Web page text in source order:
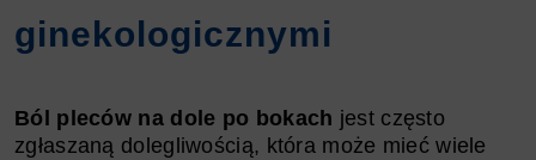
ginekologicznymi
Ból pleców na dole po bokach jest często
zgłaszaną dolegliwością, która może mieć wiele